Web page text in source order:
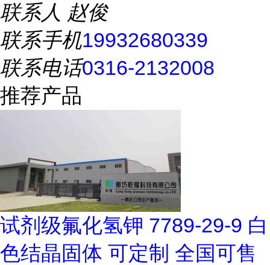
联系人 赵俊
联系手机19932680339
联系电话0316-2132008
推荐产品
试剂级氟化氢钾 7789-29-9 白
色结晶固体 可定制 全国可售